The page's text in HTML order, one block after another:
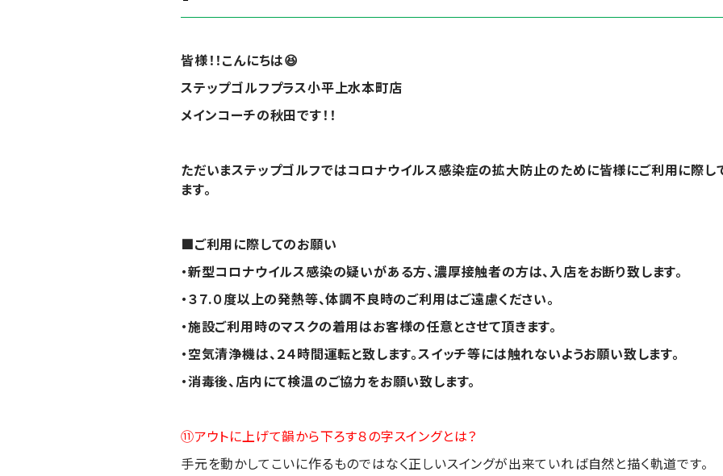
皆様！！こんにちは😆
ステップゴルフプラス小平上水本町店
メインコーチの秋田です！！
ただいまステップゴルフではコロナウイルス感染症の拡大防止のために皆様にご利用に際し
ます。
■ご利用に際してのお願い
・新型コロナウイルス感染の疑いがある方、濃厚接触者の方は、入店をお断り致します。
・３７.０度以上の発熱等、体調不良時のご利用はご遠慮ください。
・施設ご利用時のマスクの着用はお客様の任意とさせて頂きます。
・空気清浄機は、２４時間運転と致します。スイッチ等には触れないようお願い致します。
・消毒後、店内にて検温のご協力をお願い致します。
⑪アウトに上げて韻から下ろす８の字スイングとは？
手元を動かしてこいに作るものではなく正しいスイングが出来ていれば自然と描く軌道です。